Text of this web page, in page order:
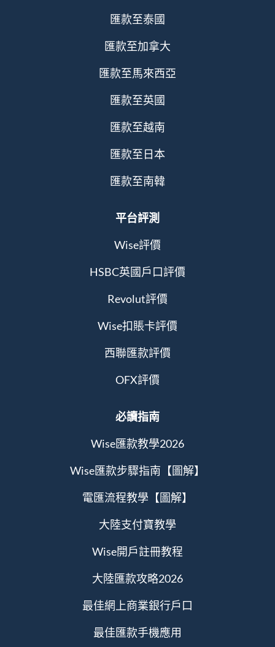
匯款至泰國
匯款至加拿大
匯款至馬來西亞
匯款至英國
匯款至越南
匯款至日本
匯款至南韓
平台評測
Wise評價
HSBC英國戶口評價
Revolut評價
Wise扣賬卡評價
西聯匯款評價
OFX評價
必讀指南
Wise匯款教學2026
Wise匯款步驟指南【圖解】
電匯流程教學【圖解】
大陸支付寶教學
Wise開戶註冊教程
大陸匯款攻略2026
最佳網上商業銀行戶口
最佳匯款手機應用